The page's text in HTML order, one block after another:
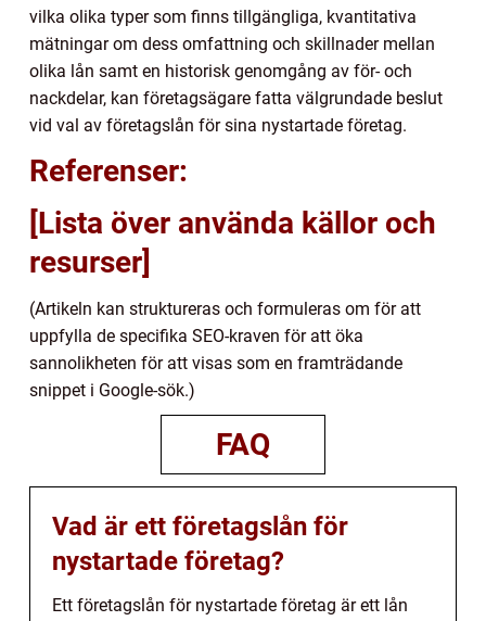
vilka olika typer som finns tillgängliga, kvantitativa
mätningar om dess omfattning och skillnader mellan
olika lån samt en historisk genomgång av för- och
nackdelar, kan företagsägare fatta välgrundade beslut
vid val av företagslån för sina nystartade företag.
Referenser:
[Lista över använda källor och
resurser]
(Artikeln kan struktureras och formuleras om för att
uppfylla de specifika SEO-kraven för att öka
sannolikheten för att visas som en framträdande
snippet i Google-sök.)
FAQ
Vad är ett företagslån för
nystartade företag?
Ett företagslån för nystartade företag är ett lån